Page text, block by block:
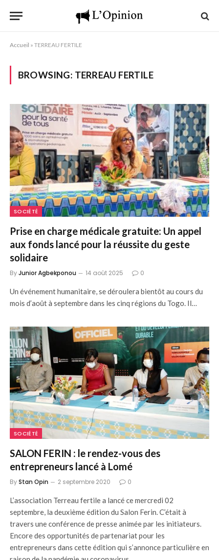
Accueil » TERREAU FERTILE
BROWSING: TERREAU FERTILE
SOCIÉTÉ
Prise en charge médicale gratuite: Un appel
aux fonds lancé pour la réussite du geste
solidaire
ByJunior Agbekponou 14 août 2025 0
Un événement humanitaire, se déroulera bientôt au cours du
mois d’août à septembre dans les cinq régions du Togo. Il…
SOCIÉTÉ
SALON FERIN : le rendez-vous des
entrepreneurs lancé à Lomé
ByStan Opin 2 septembre 2020 0
L’association Terreau fertile a lancé ce mercredi 02
septembre, la deuxième édition du Salon Ferin. C’était à
travers une conférence de presse animée par les initiateurs.
Encore des opportunités de partenariat pour les
entrepreneurs dans cette édition qui s’annonce particulière en